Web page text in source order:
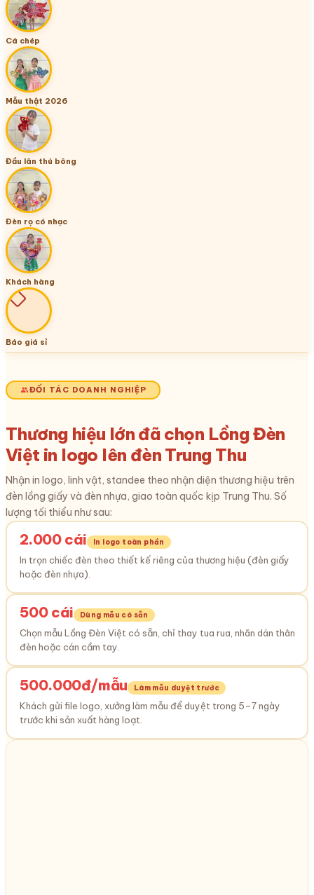
Cá chép
Mẫu thật 2026
Đầu lân thú bông
Đèn rọ có nhạc
Khách hàng
Báo giá sỉ
ĐỐI TÁC DOANH NGHIỆP
Thương hiệu lớn đã chọn Lồng Đèn
Việt in logo lên đèn Trung Thu
Nhận in logo, linh vật, standee theo nhận diện thương hiệu trên
đèn lồng giấy và đèn nhựa, giao toàn quốc kịp Trung Thu. Số
lượng tối thiểu như sau:
2.000 cái In logo toàn phần
In trọn chiếc đèn theo thiết kế riêng của thương hiệu (đèn giấy
hoặc đèn nhựa).
500 cái Dùng mẫu có sẵn
Chọn mẫu Lồng Đèn Việt có sẵn, chỉ thay tua rua, nhãn dán thân
đèn hoặc cán cầm tay.
500.000đ/mẫu Làm mẫu duyệt trước
Khách gửi file logo, xưởng làm mẫu để duyệt trong 5–7 ngày
trước khi sản xuất hàng loạt.